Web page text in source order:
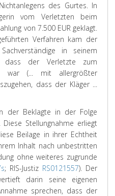
des Gurtes. In
vom Verletzten beim
von 7.500 EUR geklagt.
Verfahren kam der
in seinem
dass der Verletzte zum
war (... mit allergrößter
dass der Kläger ...
der Beklagte in der Folge
Stellungnahme erliegt
Beilage in ihrer Echtheit
Inhalt nach unbestritten
ohne weiteres zugrunde
; RIS-Justiz RS0121557). Der
darin seine eigenen
sprechen, dass der